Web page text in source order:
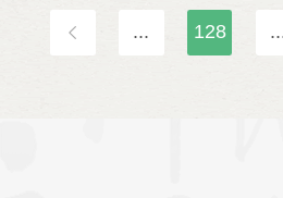
孔子课堂的未来发展与区域
... 128